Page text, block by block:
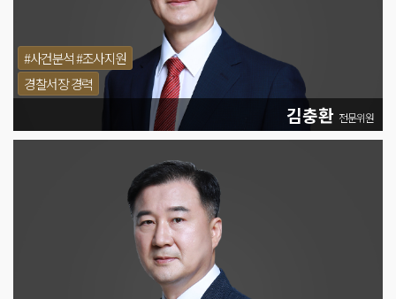
#사건분석 #조사지원
경찰서장 경력
김충환 전문위원